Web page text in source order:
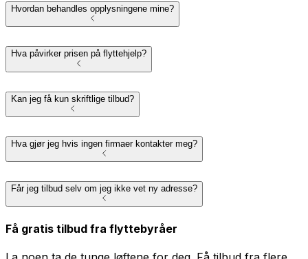
Hvordan behandles opplysningene mine?
Hva påvirker prisen på flyttehjelp?
Kan jeg få kun skriftlige tilbud?
Hva gjør jeg hvis ingen firmaer kontakter meg?
Får jeg tilbud selv om jeg ikke vet ny adresse?
Få gratis tilbud fra flyttebyråer